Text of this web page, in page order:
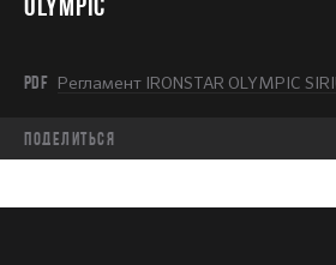
PDF Регламент IRONSTAR OLYMPIC
Поделиться